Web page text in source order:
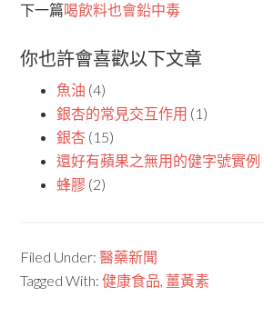
下一篇喝飲料也會鉛中毒
你也許會喜歡以下文章
魚油 (4)
銀杏的常見交互作用 (1)
銀杏 (15)
還好有蘋果之無用的健字號實例
蜂膠 (2)
Filed Under:醫藥新聞
Tagged With:健康食品, 薑黃素